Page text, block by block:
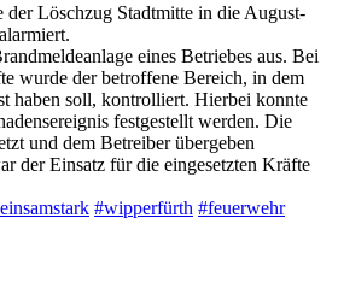
der Löschzug Stadtmitte in die August-
eines Betriebes aus. Bei
wurde der betroffene Bereich, in dem
haben soll, kontrolliert. Hierbei konnte
festgestellt werden. Die
und dem Betreiber übergeben
der Einsatz für die eingesetzten Kräfte
#wipperfürth #feuerwehr